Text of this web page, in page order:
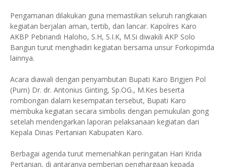
Pengamanan dilakukan guna memastikan seluruh rangkaian
kegiatan berjalan aman, tertib, dan lancar. Kapolres Karo
AKBP Pebriandi Haloho, S.H, S.I.K, M.Si diwakili AKP Solo
Bangun turut menghadiri kegiatan bersama unsur Forkopimda
lainnya.
Acara diawali dengan penyambutan Bupati Karo Brigjen Pol
(Purn) Dr. dr. Antonius Ginting, Sp.OG., M.Kes beserta
rombongan dalam kesempatan tersebut, Bupati Karo
membuka kegiatan secara simbolis dengan pemukulan gong
setelah mendengarkan laporan pelaksanaan kegiatan dari
Kepala Dinas Pertanian Kabupaten Karo.
Berbagai agenda turut memeriahkan peringatan Hari Krida
Pertanian, di antaranya pemberian penghargaan kepada